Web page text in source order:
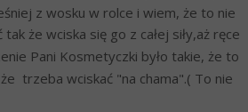
z wosku w rolce i wiem, że to nie
że wciska się go z całej siły,aż ręce
Pani Kosmetyczki było takie, że to
trzeba wciskać "na chama".( To nie